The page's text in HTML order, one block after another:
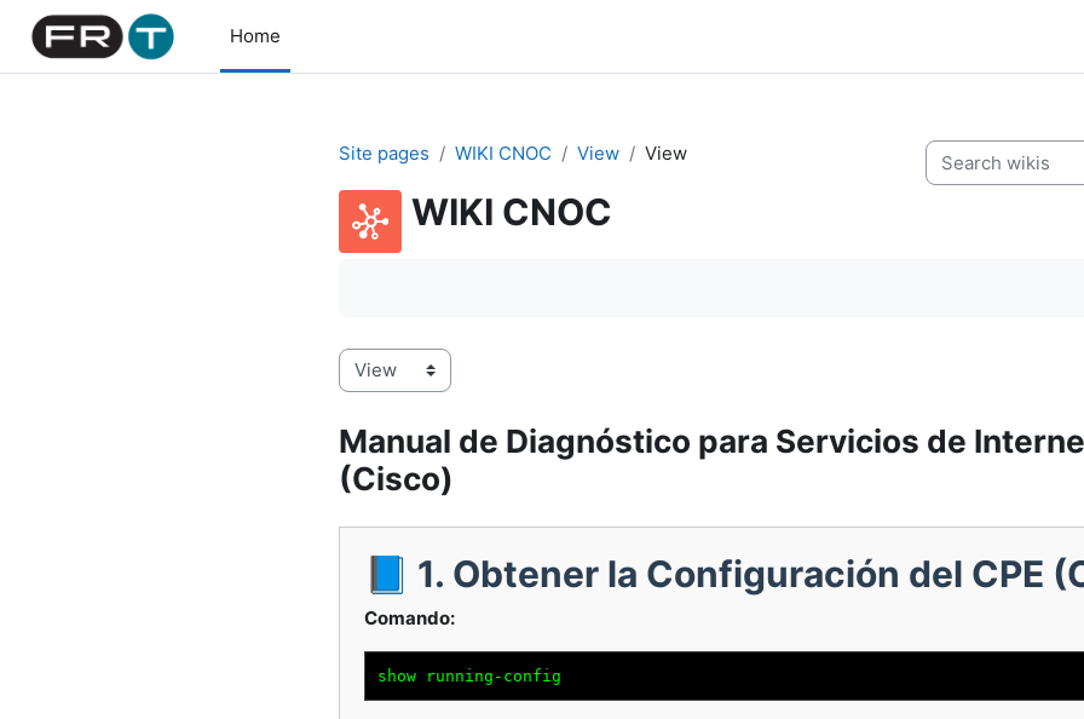
Skip to main content
Home
Site pages WIKI CNOC View
View
Search wikis
WIKI CNOC
Manual de Diagnóstico para Servicios de
(Cisco)
📘 1. Obtener la Configuración del CPE
Comando:
show running-config